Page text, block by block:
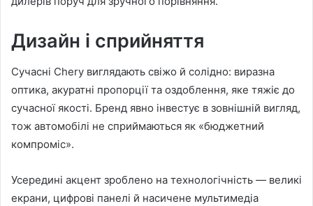
Дизайн і сприйняття
Сучасні Chery виглядають свіжо й солідно: виразна
оптика, акуратні пропорції та оздоблення, яке тяжіє до
сучасної якості. Бренд явно інвестує в зовнішній вигляд,
тож автомобілі не сприймаються як «бюджетний
компроміс».
Усередині акцент зроблено на технологічність — великі
екрани, цифрові панелі й насичене мультимедіа